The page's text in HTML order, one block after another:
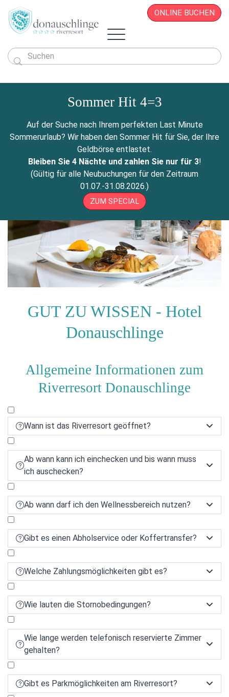
ONLINE BUCHEN
Winterurlaub
Geschichte
Team
Hotelvideos
Webcam
Zimmer & Angebote
Zimmerpreise
Donau.ALLinclusive.Leistungen
Stornobedingungen
Donau.PAUSCHALEN
Donau.EVENTS
Urlaub mit der Familie
Urlaub mit Freunden
Urlaub mit dem Hund
Singleurlaub mit Kind
Sportlich & Aktiv
Aktivprogramm
Radfahren
Donau-Radfähre
Bike Station
Badeerlebnis
Yoga an der Donau
Wellness-Paradies
Beauty & Kosmetik
Wickel & Packungen
Entspannungs-Pakete
Business & Seminare
Seminare & Tagungen
Firmenfeiern
Seminaranfrage
ONLINE BUCHEN
Kontakt
Zimmerpreise

Sommer Hit 4=3
Auf der Suche nach Ihrem perfekten Last Minute
Sommerurlaub? Wir haben den Sommer Hit für Sie, der Ihre
Geldbörse entlastet.
Bleiben Sie 4 Nächte und zahlen Sie nur für 3!
(Gültig für alle Neubuchungen für den Zeitraum
01.07.-31.08.2026.)
ZUM SPECIAL
GUT ZU WISSEN - Hotel
Donauschlinge
Allgemeine Informationen zum
Riverresort Donauschlinge
Wann ist das Riverresort geöffnet? 

Ab wann kann ich einchecken und bis wann muss
ich auschecken?

Ab wann darf ich den Wellnessbereich nutzen? 
Gibt es einen Abholservice oder Koffertransfer? 
Welche Zahlungsmöglichkeiten gibt es? 
Wie lauten die Stornobedingungen? 

Wie lange werden telefonisch reservierte Zimmer
gehalten?

Gibt es Parkmöglichkeiten am Riverresort? 